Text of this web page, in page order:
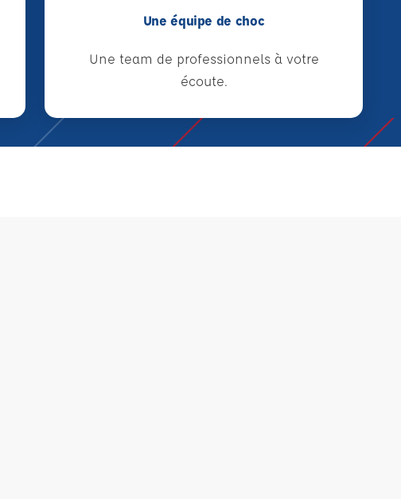
Une équipe de choc
Une team de professionnels à votre
écoute.